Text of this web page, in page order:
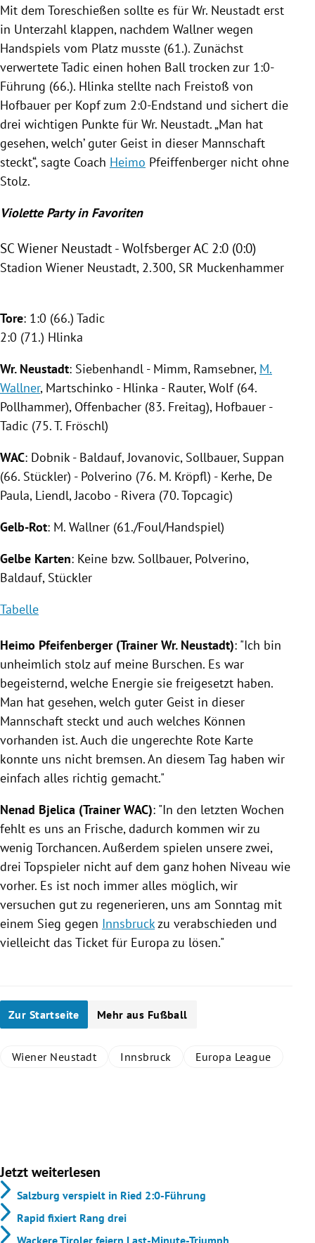
Mit dem Toreschießen sollte es für Wr. Neustadt erst
in Unterzahl klappen, nachdem Wallner wegen
Handspiels vom Platz musste (61.). Zunächst
verwertete Tadic einen hohen Ball trocken zur 1:0-
Führung (66.). Hlinka stellte nach Freistoß von
Hofbauer per Kopf zum 2:0-Endstand und sichert die
drei wichtigen Punkte für Wr. Neustadt. „Man hat
gesehen, welch’ guter Geist in dieser Mannschaft
steckt“, sagte Coach Heimo Pfeiffenberger nicht ohne
Stolz.
Violette Party in Favoriten
SC Wiener Neustadt - Wolfsberger AC 2:0 (0:0)
Stadion Wiener Neustadt, 2.300, SR Muckenhammer
Tore: 1:0 (66.) Tadic
2:0 (71.) Hlinka
Wr. Neustadt: Siebenhandl - Mimm, Ramsebner, M.
Wallner, Martschinko - Hlinka - Rauter, Wolf (64.
Pollhammer), Offenbacher (83. Freitag), Hofbauer -
Tadic (75.T. Fröschl)
WAC: Dobnik - Baldauf, Jovanovic, Sollbauer, Suppan
(66. Stückler) - Polverino (76. M. Kröpfl) - Kerhe, De
Paula, Liendl, Jacobo - Rivera (70. Topcagic)
Gelb-Rot: M. Wallner (61./Foul/Handspiel)
Gelbe Karten: Keine bzw. Sollbauer, Polverino,
Baldauf, Stückler
Tabelle
Heimo Pfeifenberger(Trainer Wr. Neustadt): "Ich bin
unheimlich stolz auf meine Burschen. Es war
begeisternd, welche Energie sie freigesetzt haben.
Man hat gesehen, welch guter Geist in dieser
Mannschaft steckt und auch welches Können
vorhanden ist. Auch die ungerechte Rote Karte
konnte uns nicht bremsen. An diesem Tag haben wir
einfach alles richtig gemacht."
Nenad Bjelica (Trainer WAC): "In den letzten Wochen
fehlt es uns an Frische, dadurch kommen wir zu
wenig Torchancen. Außerdem spielen unsere zwei,
drei Topspieler nicht auf dem ganz hohen Niveau wie
vorher. Es ist noch immer alles möglich, wir
versuchen gut zu regenerieren, uns am Sonntag mit
einem Sieg gegen Innsbruckzu verabschieden und
vielleicht das Ticket für Europa zu lösen."
Zur Startseite Mehr aus Fußball
Wiener Neustadt Innsbruck Europa League
Jetzt weiterlesen
Salzburg verspielt in Ried 2:0-Führung
Rapid fixiert Rang drei